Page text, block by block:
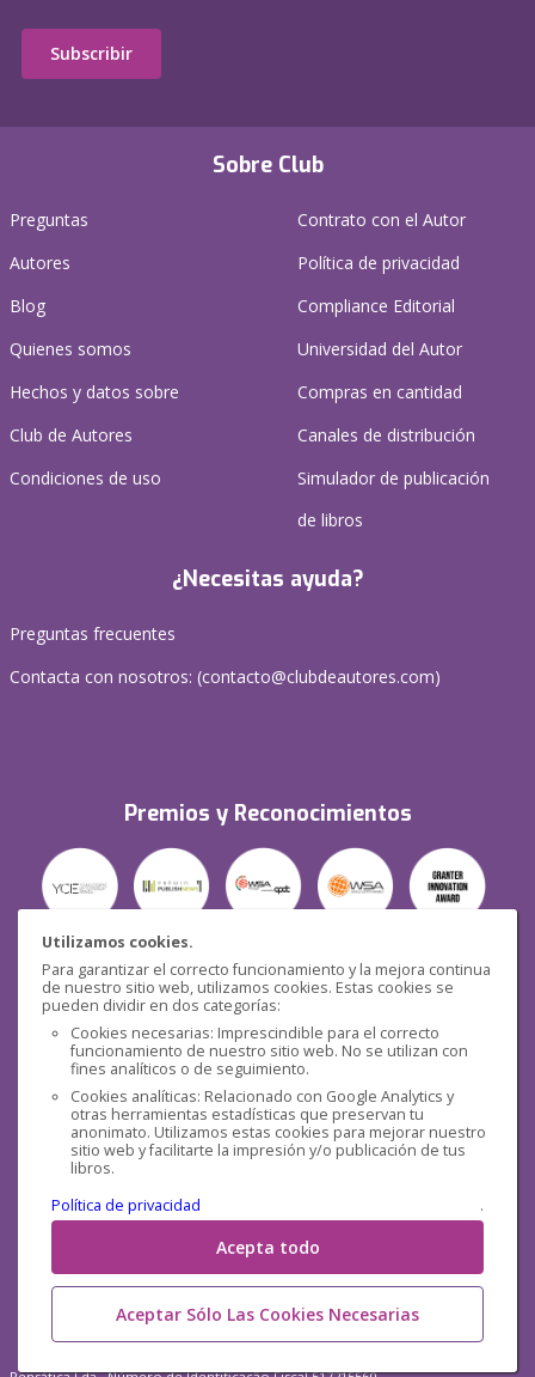
Utilizamos cookies.
Para garantizar el correcto funcionamiento y la mejora continua
de nuestro sitio web, utilizamos cookies. Estas cookies se
pueden dividir en dos categorías:
Cookies necesarias: Imprescindible para el correcto
funcionamiento de nuestro sitio web. No se utilizan con
fines analíticos o de seguimiento.
Cookies analíticas: Relacionado con Google Analytics y
otras herramientas estadísticas que preservan tu
anonimato. Utilizamos estas cookies para mejorar nuestro
sitio web y facilitarte la impresión y/o publicación de tus
libros.
Política de privacidad
.
Acepta todo
Aceptar Sólo Las Cookies Necesarias
Sobre Club
Preguntas
Autores
Blog
Quienes somos
Hechos y datos sobre
Club de Autores
Condiciones de uso
Contrato con el Autor
Política de privacidad
Compliance Editorial
Universidad del Autor
Compras en cantidad
Canales de distribución
Simulador de publicación
de libros
¿Necesitas ayuda?
Preguntas frecuentes
Contacta con nosotros: (contacto@clubdeautores.com)
Premios y Reconocimientos
Seguridad
Redes sociales
Subscribir